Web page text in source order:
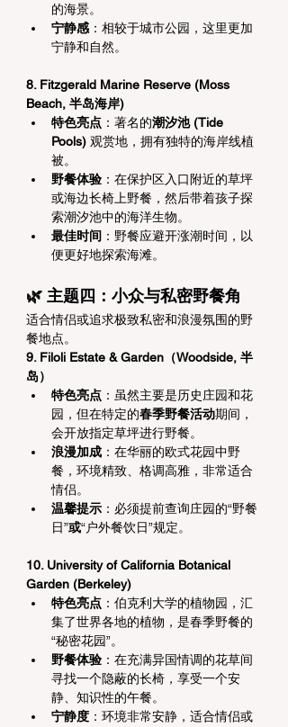
的海景。
宁静感 ：相较于城市公园，这里更加
宁静和自然。
8. Fitzgerald Marine Reserve (Moss
Beach, 半岛海岸)
特色亮点 ：著名的潮汐池 (Tide
Pools) 观赏地，拥有独特的海岸线植
被。
野餐体验 ：在保护区入口附近的草坪
或海边长椅上野餐，然后带着孩子探
索潮汐池中的海洋生物。
最佳时间 ：野餐应避开涨潮时间，以
便更好地探索海滩。
🌿 主题四：小众与私密野餐角
适合情侣或追求极致私密和浪漫氛围的野
餐地点。
9. Filoli Estate & Garden（Woodside, 半
岛）
特色亮点 ：虽然主要是历史庄园和花
园，但在特定的春季野餐活动期间，
会开放指定草坪进行野餐。
浪漫加成 ：在华丽的欧式花园中野
餐，环境精致、格调高雅，非常适合
情侣。
温馨提示 ：必须提前查询庄园的“野餐
日”或“户外餐饮日”规定。
10. University of California Botanical
Garden (Berkeley)
特色亮点 ：伯克利大学的植物园，汇
集了世界各地的植物，是春季野餐的
“秘密花园”。
野餐体验 ：在充满异国情调的花草间
寻找一个隐蔽的长椅，享受一个安
静、知识性的午餐。
宁静度 ：环境非常安静，适合情侣或